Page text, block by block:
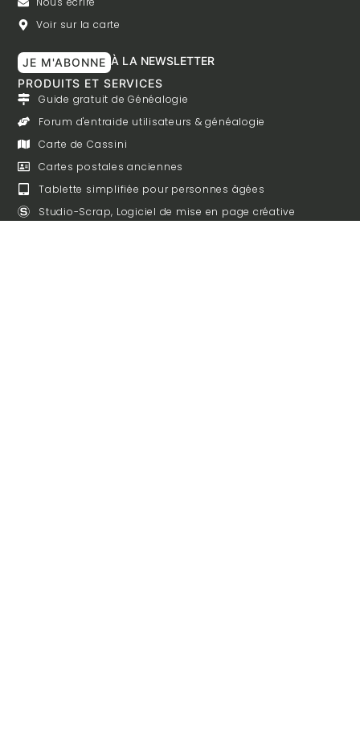
Voir sur la carte
JE M'ABONNE À LA NEWSLETTER
PRODUITS ET SERVICES
Guide gratuit de Généalogie
Forum d'entraide utilisateurs & généalogie
Carte de Cassini
Cartes postales anciennes
Tablette simplifiée pour personnes âgées
Studio-Scrap, Logiciel de mise en page créative